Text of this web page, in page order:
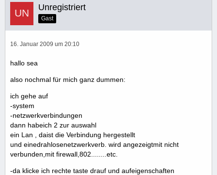
Unregistriert
Gast
16. Januar 2009 um 20:10
hallo sea
also nochmal für mich ganz dummen:
ich gehe auf
-system
-netzwerkverbindungen
dann habeich 2 zur auswahl
ein Lan , daist die Verbindung hergestellt
und einedrahlosenetzwerkverb. wird angezeigtmit nicht
verbunden,mit firewall,802........etc.
-da klicke ich rechte taste drauf und aufeigenschaften